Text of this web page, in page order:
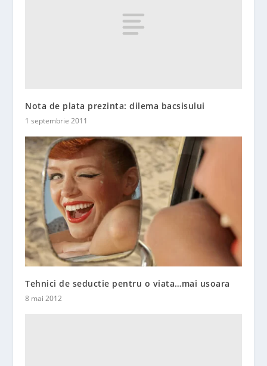
Nota de plata prezinta: dilema bacsisului
1 septembrie 2011
Tehnici de seductie pentru o viata…mai usoara
8 mai 2012